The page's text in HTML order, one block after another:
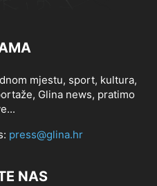
mjestu, sport, kultura,
Glina news, pratimo
press@glina.hr
NAS